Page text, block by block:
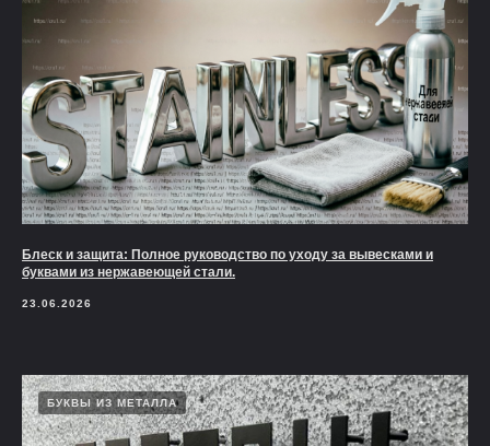
Блеск и защита: Полное руководство по уходу за вывесками и
буквами из нержавеющей стали.
23.06.2026
БУКВЫ ИЗ МЕТАЛЛА